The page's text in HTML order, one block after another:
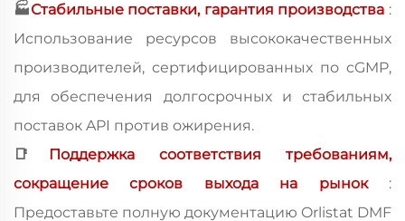
🏭Стабильные поставки, гарантия производства :
Использование ресурсов высококачественных
производителей, сертифицированных по cGMP,
для обеспечения долгосрочных и стабильных
поставок API против ожирения.
📑
Поддержка соответствия требованиям,
сокращение сроков выхода на рынок :
Предоставьте полную документацию Orlistat DMF